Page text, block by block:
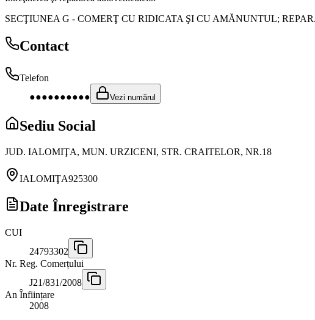
SECŢIUNEA G - COMERŢ CU RIDICATA ŞI CU AMĂNUNTUL;
Contact
Telefon
●●●●●●●●●●
Vezi numărul
Sediu Social
JUD. IALOMIŢA, MUN. URZICENI, STR. CRAITELOR, NR.18
IALOMIŢA925300
Date Înregistrare
CUI
24793302
Nr. Reg. Comerțului
J21/831/2008
An Înființare
2008